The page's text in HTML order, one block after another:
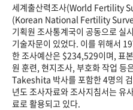
세계출산력조사(World Fertility
(Korean National Fertility
기획원 조사통계국이 공동으로 실
기술자문이 있었다. 이를 위해서
한 조사예산은 $234,529이며, 표
원 훈련, 현지조사, 부호화 작업 등
Takeshita 박사를 포함한 4명의
년도 조사자료와 조사지침서는 유
료로 활용되고 있다.